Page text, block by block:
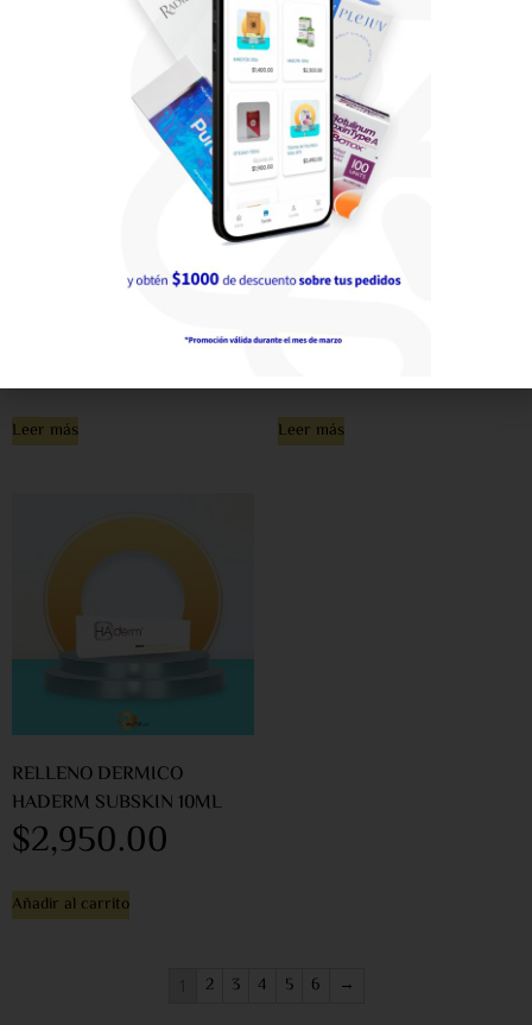
FORMULA MAGISTRAL
Leer más
X VIAL
Leer más
RELLENO DERMICO
HADERM SUBSKIN 10ML
$2,950.00
Añadir al carrito
2 3 4 5 6 →